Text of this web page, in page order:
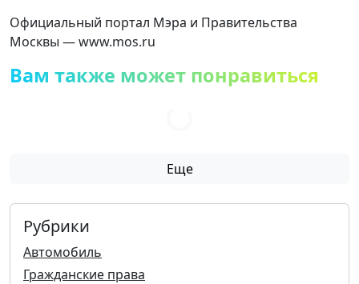
Официальный портал Мэра и Правительства
Москвы — www.mos.ru
Вам также может понравиться
Еще
Рубрики
Автомобиль
Гражданские права